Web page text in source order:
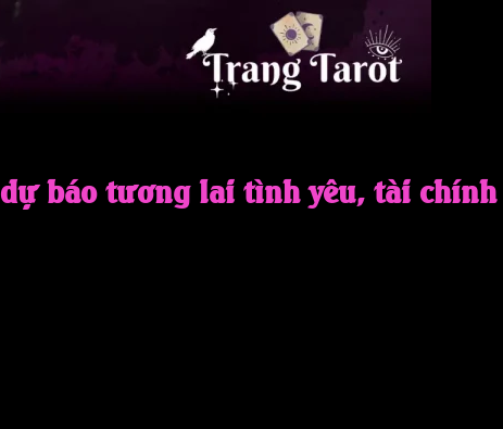
dự báo tương lai tình yêu, tài chính